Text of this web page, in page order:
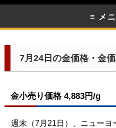
≡ メ
7月24日の金価格・金
金小売り価格 4,883円/g
週末（7月21日）、ニューヨ